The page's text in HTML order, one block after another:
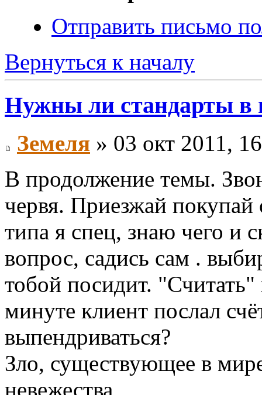
Отправить письмо
Вернуться к началу
Нужны ли стандарты в
Земеля » 03 окт 2011,
В продолжение темы.
червя. Приезжай покупай
типа я спец, знаю чего и
вопрос, садись сам .
тобой посидит.
минуте клиент послал
выпендриваться?
Зло, существующее в
невежества,